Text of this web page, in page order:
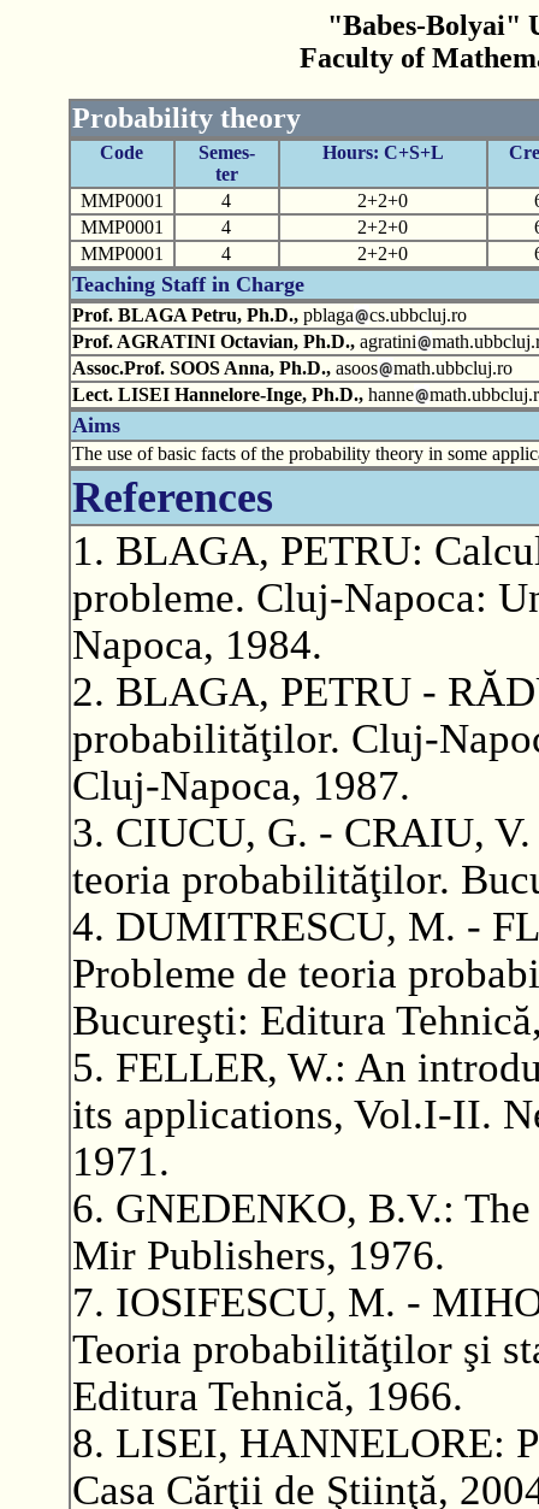
"Babes-Bolyai"
Faculty of
Probability theory
Code
Semes-
ter
Hours: C+S+L
MMP0001 4 2+2+0
MMP0001
4 2+2+0
MMP0001
4 2+2+0
Teaching Staff in Charge
Prof. BLAGA Petru, Ph.D.,pblaga
cs.ubbcluj.ro
Prof. AGRATINI Octavian, Ph.D.,agratini
Assoc.Prof. SOOS Anna, Ph.D.,asoos
math.ubbcluj.ro
Lect. LISEI Hannelore-Inge, Ph.D.,hanne
Aims
The use of basic facts of the probability theory in some
References
1. BLAGA, PETRU:
probleme. Cluj-Napoca:
Napoca, 1984.
2. BLAGA, PETRU -
probabilităţilor. Cluj-
Cluj-Napoca, 1987.
3. CIUCU, G. - CRAIU,
teoria probabilităţilor.
4. DUMITRESCU, M. -
Probleme de teoria
Bucureşti: Editura
5. FELLER, W.: An
its applications, Vol.I-II.
1971.
6. GNEDENKO, B.V.:
Mir Publishers, 1976.
7. IOSIFESCU, M. -
Teoria probabilităţilor şi
Editura Tehnică, 1966.
8. LISEI, HANNELORE:
Casa Cărţii de Ştiinţă,